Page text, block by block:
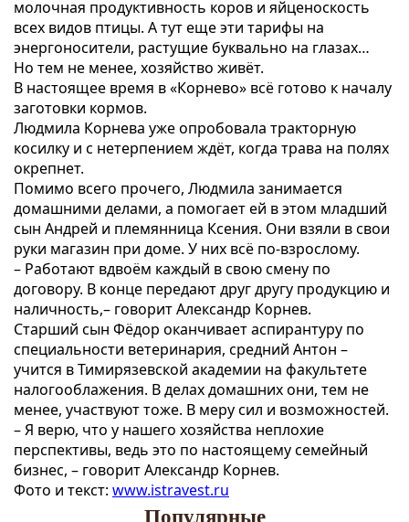
молочная продуктивность коров и яйценоскость
всех видов птицы. А тут еще эти тарифы на
энергоносители, растущие буквально на глазах…
Но тем не менее, хозяйство живёт.
В настоящее время в «Корнево» всё готово к началу
заготовки кормов.
Людмила Корнева уже опробовала тракторную
косилку и с нетерпением ждёт, когда трава на полях
окрепнет.
Помимо всего прочего, Людмила занимается
домашними делами, а помогает ей в этом младший
сын Андрей и племянница Ксения. Они взяли в свои
руки магазин при доме. У них всё по-взрослому.
– Работают вдвоём каждый в свою смену по
договору. В конце передают друг другу продукцию и
наличность,– говорит Александр Корнев.
Старший сын Фёдор оканчивает аспирантуру по
специальности ветеринария, средний Антон –
учится в Тимирязевской академии на факультете
налогооблажения. В делах домашних они, тем не
менее, участвуют тоже. В меру сил и возможностей.
– Я верю, что у нашего хозяйства неплохие
перспективы, ведь это по настоящему семейный
бизнес, – говорит Александр Корнев.
Фото и текст: www.istravest.ru
Популярные